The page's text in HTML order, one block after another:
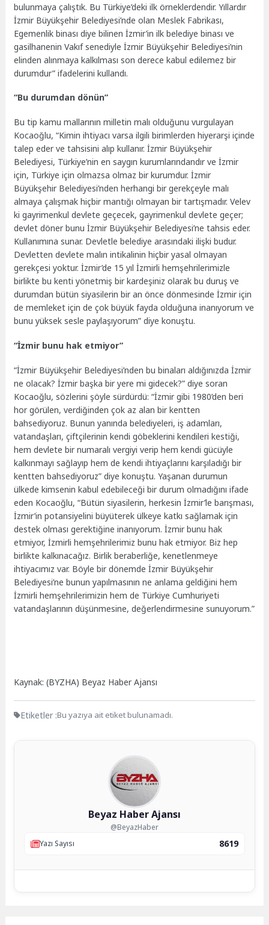
bulunmaya çalıştık. Bu Türkiye’deki ilk örneklerdendir. Yıllardır
İzmir Büyükşehir Belediyesi’nde olan Meslek Fabrikası,
Egemenlik binası diye bilinen İzmir’in ilk belediye binası ve
gasilhanenin Vakıf senediyle İzmir Büyükşehir Belediyesi’nin
elinden alınmaya kalkılması son derece kabul edilemez bir
durumdur” ifadelerini kullandı.
“Bu durumdan dönün”
Bu tip kamu mallarının milletin malı olduğunu vurgulayan
Kocaoğlu, “Kimin ihtiyacı varsa ilgili birimlerden hiyerarşi içinde
talep eder ve tahsisini alıp kullanır. İzmir Büyükşehir
Belediyesi, Türkiye’nin en saygın kurumlarındandır ve İzmir
için, Türkiye için olmazsa olmaz bir kurumdur. İzmir
Büyükşehir Belediyesi’nden herhangi bir gerekçeyle malı
almaya çalışmak hiçbir mantığı olmayan bir tartışmadır. Velev
ki gayrimenkul devlete geçecek, gayrimenkul devlete geçer;
devlet döner bunu İzmir Büyükşehir Belediyesi’ne tahsis eder.
Kullanımına sunar. Devletle belediye arasındaki ilişki budur.
Devletten devlete malın intikalinin hiçbir yasal olmayan
gerekçesi yoktur. İzmir’de 15 yıl İzmirli hemşehrilerimizle
birlikte bu kenti yönetmiş bir kardeşiniz olarak bu duruş ve
durumdan bütün siyasilerin bir an önce dönmesinde İzmir için
de memleket için de çok büyük fayda olduğuna inanıyorum ve
bunu yüksek sesle paylaşıyorum” diye konuştu.
“İzmir bunu hak etmiyor”
“İzmir Büyükşehir Belediyesi’nden bu binaları aldığınızda İzmir
ne olacak? İzmir başka bir yere mi gidecek?” diye soran
Kocaoğlu, sözlerini şöyle sürdürdü: “İzmir gibi 1980’den beri
hor görülen, verdiğinden çok az alan bir kentten
bahsediyoruz. Bunun yanında belediyeleri, iş adamları,
vatandaşları, çiftçilerinin kendi göbeklerini kendileri kestiği,
hem devlete bir numaralı vergiyi verip hem kendi gücüyle
kalkınmayı sağlayıp hem de kendi ihtiyaçlarını karşıladığı bir
kentten bahsediyoruz” diye konuştu. Yaşanan durumun
ülkede kimsenin kabul edebileceği bir durum olmadığını ifade
eden Kocaoğlu, “Bütün siyasilerin, herkesin İzmir’le barışması,
İzmir’in potansiyelini büyüterek ülkeye katkı sağlamak için
destek olması gerektiğine inanıyorum. İzmir bunu hak
etmiyor, İzmirli hemşehrilerimiz bunu hak etmiyor. Biz hep
birlikte kalkınacağız. Birlik beraberliğe, kenetlenmeye
ihtiyacımız var. Böyle bir dönemde İzmir Büyükşehir
Belediyesi’ne bunun yapılmasının ne anlama geldiğini hem
İzmirli hemşehrilerimizin hem de Türkiye Cumhuriyeti
vatandaşlarının düşünmesine, değerlendirmesine sunuyorum.”
Kaynak: (BYZHA) Beyaz Haber Ajansı
Etiketler :Bu yazıya ait etiket bulunamadı.
Beyaz Haber Ajansı
@BeyazHaber
Yazı Sayısı
8619